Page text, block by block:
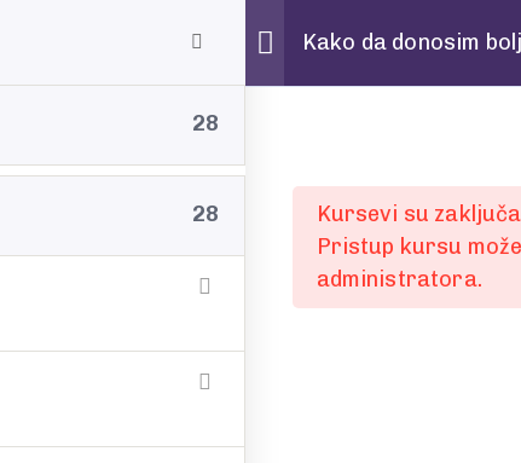
Kako da donosim
28
28 Kursevi su
Pristup kursu
administratora.
za prvi